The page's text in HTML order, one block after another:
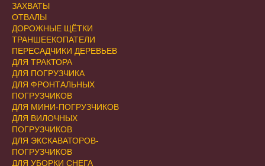
ЗАХВАТЫ
ОТВАЛЫ
ДОРОЖНЫЕ ЩЁТКИ
ТРАНШЕЕКОПАТЕЛИ
ПЕРЕСАДЧИКИ ДЕРЕВЬЕВ
ДЛЯ ТРАКТОРА
ДЛЯ ПОГРУЗЧИКА
ДЛЯ ФРОНТАЛЬНЫХ
ПОГРУЗЧИКОВ
ДЛЯ МИНИ-ПОГРУЗЧИКОВ
ДЛЯ ВИЛОЧНЫХ
ПОГРУЗЧИКОВ
ДЛЯ ЭКСКАВАТОРОВ-
ПОГРУЗЧИКОВ
ДЛЯ УБОРКИ СНЕГА